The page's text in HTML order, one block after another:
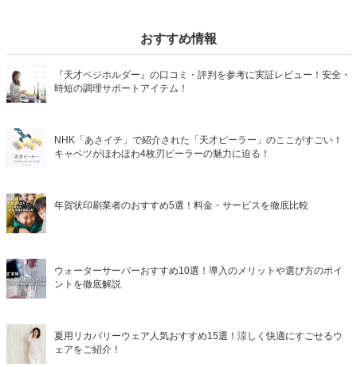
おすすめ情報
『天才ベジホルダー』の口コミ・評判を参考に実証レビュー！安全・
時短の調理サポートアイテム！
NHK「あさイチ」で紹介された「天才ピーラー」のここがすごい！
キャベツがほわほわ4枚刃ピーラーの魅力に迫る！
年賀状印刷業者のおすすめ5選！料金・サービスを徹底比較
ウォーターサーバーおすすめ10選！導入のメリットや選び方のポイ
ントを徹底解説
夏用リカバリーウェア人気おすすめ15選！涼しく快適にすごせるウ
ェアをご紹介！